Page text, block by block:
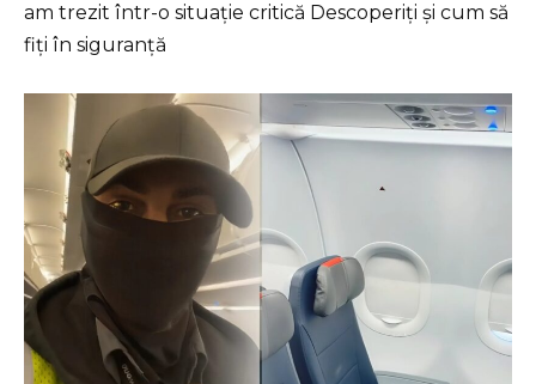
am trezit într-o situație critică Descoperiți și cum să
fiți în siguranță